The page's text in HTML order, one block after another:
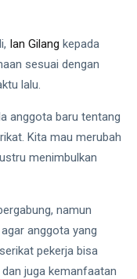
Ian Gilang kepada
sesuai dengan
lalu.
anggota baru tentang
Kita mau merubah
menimbulkan
namun
anggota yang
pekerja bisa
juga kemanfaatan